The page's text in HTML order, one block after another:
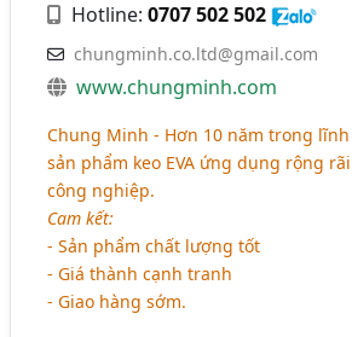
Hotline:0707 502 502
chungminh.co.ltd@gmail.com
www.chungminh.com
Chung Minh - Hơn 10 năm trong
sản phẩm keo EVA ứng dụng rộng
công nghiệp.
Cam kết:
- Sản phẩm chất lượng tốt
- Giá thành cạnh tranh
- Giao hàng sớm.